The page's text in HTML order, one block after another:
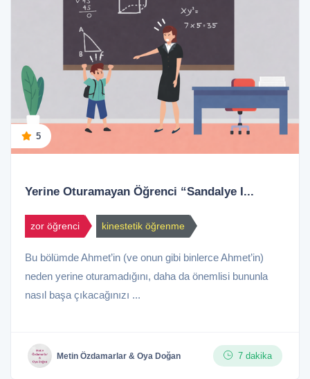
5
Yerine Oturamayan Öğrenci “Sandalye I...
zor öğrenci kinestetik öğrenme
Bu bölümde Ahmet’in (ve onun gibi binlerce Ahmet’in)
neden yerine oturamadığını, daha da önemlisi bununla
nasıl başa çıkacağınızı ...
Metin Özdamarlar & Oya Doğan 7 dakika